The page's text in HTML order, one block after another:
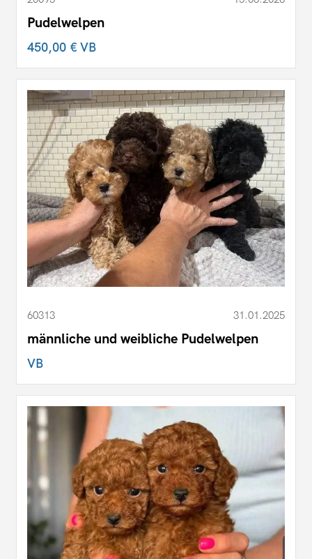
Pudelwelpen
450,00 €VB
60313 31.01.2025
männliche und weibliche Pudelwelpen
VB